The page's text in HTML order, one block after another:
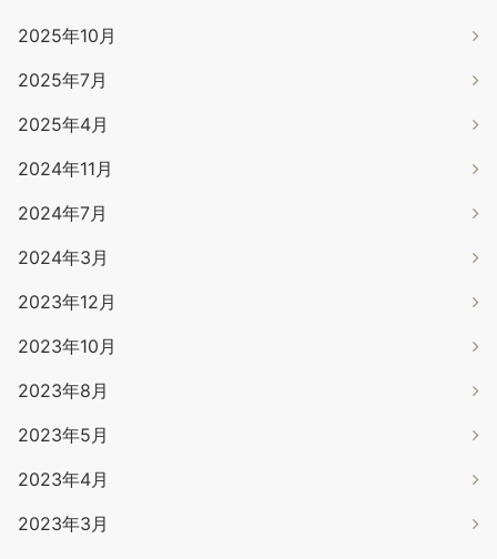
2025年10月
2025年7月
2025年4月
2024年11月
2024年7月
2024年3月
2023年12月
2023年10月
2023年8月
2023年5月
2023年4月
2023年3月